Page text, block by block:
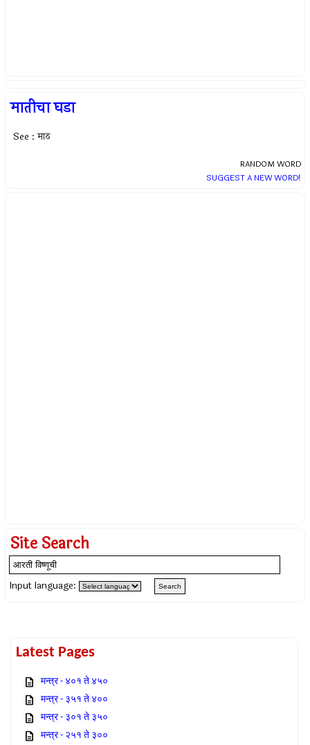
मातीचा घडा
See : माठ
RANDOM WORD
SUGGEST A NEW WORD!
Site Search
Input language:
Latest Pages
मन्त्र - ४०१ ते ४५०
मन्त्र - ३५१ ते ४००
मन्त्र - ३०१ ते ३५०
मन्त्र - २५१ ते ३००